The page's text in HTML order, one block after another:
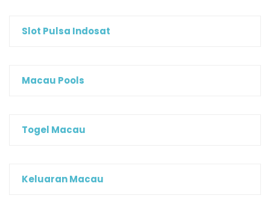
Slot Pulsa Indosat
Macau Pools
Togel Macau
Keluaran Macau